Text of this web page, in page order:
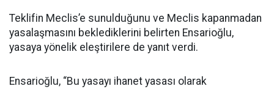
Teklifin Meclis’e sunulduğunu ve Meclis kapanmadan
yasalaşmasını beklediklerini belirten Ensarioğlu,
yasaya yönelik eleştirilere de yanıt verdi.
Ensarioğlu, “Bu yasayı ihanet yasası olarak